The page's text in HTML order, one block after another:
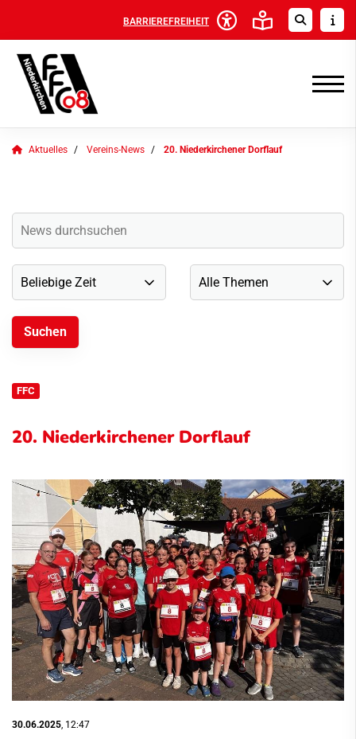
BARRIEREFREIHEIT
Aktuelles Vereins-News 20. Niederkirchener Dorflauf
FFC
20. Niederkirchener Dorflauf
30.06.2025, 12:47